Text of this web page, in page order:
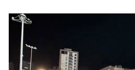
通知公告
告